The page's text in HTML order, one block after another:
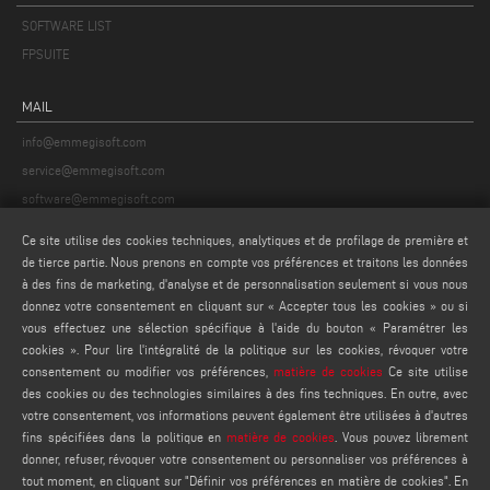
La durée de conservation de vos données personnelles :
• aux fins visées au paragraphe 2, point a), ci-dessus, durera le temps
nécessaire pour répondre à chaque demande d'information individuelle et, en
demandes en cours traitées, vos données seront détruites ou rendues
anonymes ;
• aux fins énoncées au paragraphe 2, points b) et c), ci-dessus, est maintenue
correspondant ou jusqu'à ce que vous décidiez de révoquer votre
consentement ;
Le traitement est effectué conformément aux exigences du GDPR, selon les
principes d'équité, de légalité et de transparence et la protection de vos droits
qui y sont décrits. Les données à caractère personnel sont traitées au moyen
d'outils informatiques, télématiques et/ou sur papier, ainsi qu'au moyen de
mesures de sécurité visant à garantir la confidentialité des données à
caractère personnel et à empêcher tout accès indu par des parties non
autorisées.
4. Communication de données
Pour la poursuite des objectifs décrits au paragraphe 2 ci-dessus, les
SOFTWARE LIST
FPSUITE
MAIL
info@emmegisoft.com
service@emmegisoft.com
software@emmegisoft.com
FIND US ON
LÉGAUX
PRIVACY POLICY
LEGAL NOTES
COOKIE POLICY
Ce site utilise des cookies techniques, analytiques et de profilage de première et
de tierce partie. Nous prenons en compte vos préférences et traitons les données
à des fins de marketing, d'analyse et de personnalisation seulement si vous nous
donnez votre consentement en cliquant sur « Accepter tous les cookies » ou si
vous effectuez une sélection spécifique à l'aide du bouton « Paramétrer les
cookies ». Pour lire l'intégralité de la politique sur les cookies, révoquer votre
consentement ou modifier vos préférences, matière de cookies Ce site utilise
des cookies ou des technologies similaires à des fins techniques. En outre, avec
votre consentement, vos informations peuvent également être utilisées à d'autres
fins spécifiées dans la politique en matière de cookies . Vous pouvez librement
donner, refuser, révoquer votre consentement ou personnaliser vos préférences à
tout moment, en cliquant sur "Définir vos préférences en matière de cookies". En